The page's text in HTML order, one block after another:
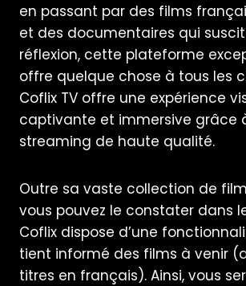
en passant par des films
et des documentaires qui
réflexion, cette plateforme
offre quelque chose à tous les
Coflix TV offre une expérience
captivante et immersive grâce
streaming de haute qualité.
Outre sa vaste collection de
vous pouvez le constater dans
Coflix dispose d’une
tient informé des films à venir
titres en français). Ainsi, vous